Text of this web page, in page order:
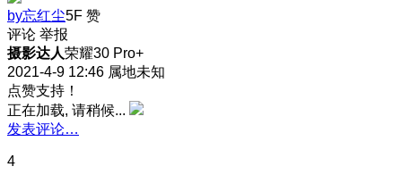
by忘红尘5F 赞
评论 举报
摄影达人荣耀30 Pro+
2021-4-9 12:46 属地未知
点赞支持！
正在加载, 请稍候...
发表评论…
4